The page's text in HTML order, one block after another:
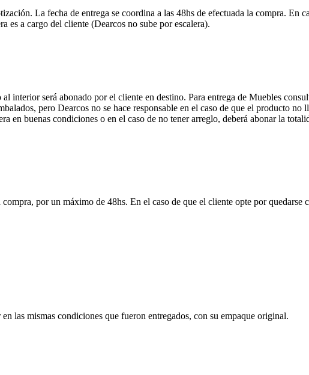
La fecha de entrega se coordina a las 48hs de efectuada la compra. En
es a cargo del cliente (Dearcos no sube por escalera).
interior será abonado por el cliente en destino. Para entrega de Muebles
pero Dearcos no se hace responsable en el caso de que el producto no
en buenas condiciones o en el caso de no tener arreglo, deberá abonar la
por un máximo de 48hs. En el caso de que el cliente opte por
las mismas condiciones que fueron entregados, con su empaque original.